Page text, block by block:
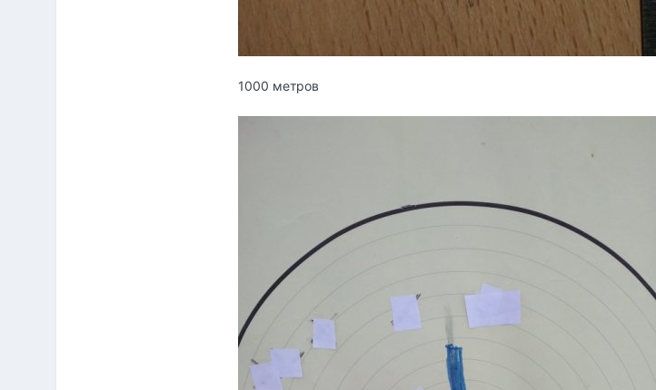
1000 метров